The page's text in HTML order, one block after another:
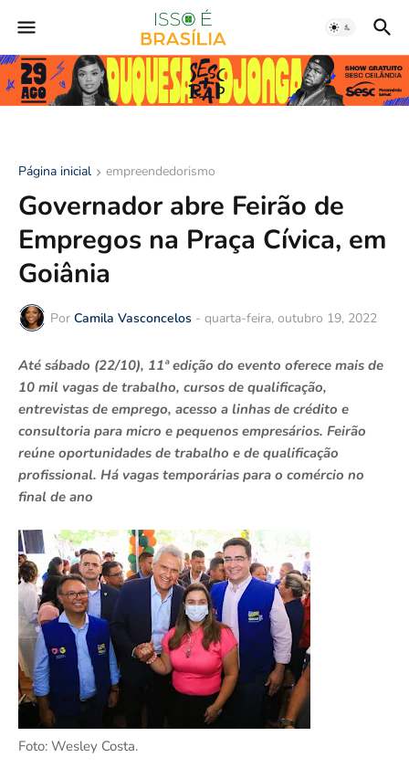
Página inicial empreendedorismo
Governador abre Feirão de
Empregos na Praça Cívica, em
Goiânia
Por Camila Vasconcelos - quarta-feira, outubro 19, 2022
Até sábado (22/10), 11ª edição do evento oferece mais de
10 mil vagas de trabalho, cursos de qualificação,
entrevistas de emprego, acesso a linhas de crédito e
consultoria para micro e pequenos empresários. Feirão
reúne oportunidades de trabalho e de qualificação
profissional. Há vagas temporárias para o comércio no
final de ano
Foto: Wesley Costa.